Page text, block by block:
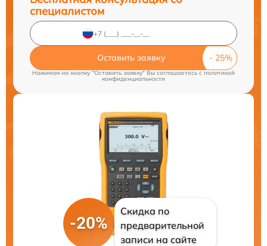
специалистом
Оставить заявку
Нажимая на кнопку "Оставить заявку" Вы соглашаетесь cполитикой
конфиденциальности
-20%
Скидка по
предварительной
записи на сайте